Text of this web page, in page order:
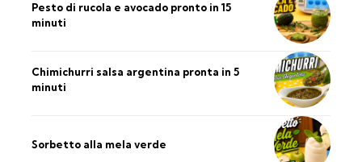
Pesto di rucola e avocado pronto in 15
minuti
Chimichurri salsa argentina pronta in 5
minuti
Sorbetto alla mela verde